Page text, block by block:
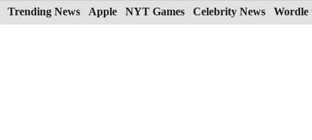
Skip
to
Trending News Apple NYT Games Celebrity News Wordle